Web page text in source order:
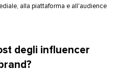
alla piattaforma e all'audience
degli influencer